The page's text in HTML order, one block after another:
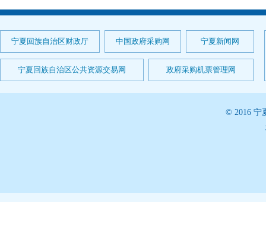
宁夏回族自治区财政厅 中国政府采购网 宁夏新闻网
宁夏回族自治区公共资源交易网 政府采购机票管理网
© 2016 宁